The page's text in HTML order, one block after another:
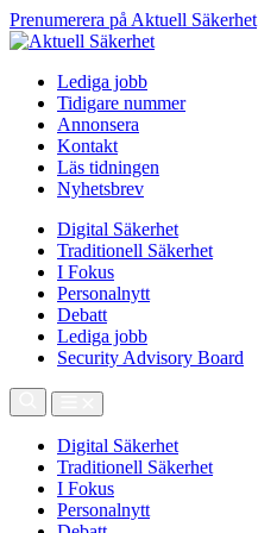
Prenumerera på Aktuell Säkerhet
Lediga jobb
Tidigare nummer
Annonsera
Kontakt
Läs tidningen
Nyhetsbrev
Digital Säkerhet
Traditionell Säkerhet
I Fokus
Personalnytt
Debatt
Lediga jobb
Security Advisory Board
Digital Säkerhet
Traditionell Säkerhet
I Fokus
Personalnytt